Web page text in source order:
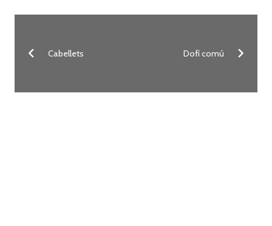
Cabellets Dofí comú